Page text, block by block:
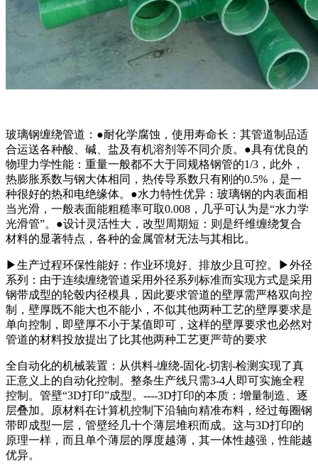
玻璃钢缠绕管道：●耐化学腐蚀，使用寿命长：其管道制品适
合运送各种酸、碱、盐及有机溶剂等不同介质。●具有优良的
物理力学性能：重量一般都不大于同规格钢管的1/3，此外，
热膨胀系数与钢大体相同，热传导系数只有刚的0.5%，是一
种很好的热和电绝缘体。●水力特性优异：玻璃钢的内表面相
当光滑，一般表面能粗糙率可取0.008，几乎可认为是“水力学
光滑管”。●设计灵活性大，改型周期短：则是纤维缠绕复合
材料的显著特点，各种的金属管材无法与其相比。
▶生产过程环保性能好：作业环境好、排放少且可控。▶外径
系列：由于连续缠绕管道采用外径系列标准而实现方式是采用
钢带成型的轮毂内径模具，因此要求管道的壁厚需严格双向控
制，壁厚既不能大也不能小，不似其他两种工艺的壁厚要求是
单向控制，即壁厚不小于某值即可，这样的壁厚要求也必然对
管道的材料投放提出了比其他两种工艺更严苛的要求
全自动化的机械装置：从供料-缠绕-固化-切割-检测实现了真
正意义上的自动化控制。整条生产线只需3-4人即可实施全程
控制。管壁“3D打印”成型。----3D打印的本质：增量制造、逐
层叠加。原材料在计算机控制下沿轴向精准布料，经过每圈钢
带即成型一层，管壁经几十个薄层堆积而成。这与3D打印的
原理一样，而且单个薄层的厚度越薄，其一体性越强，性能越
优异。